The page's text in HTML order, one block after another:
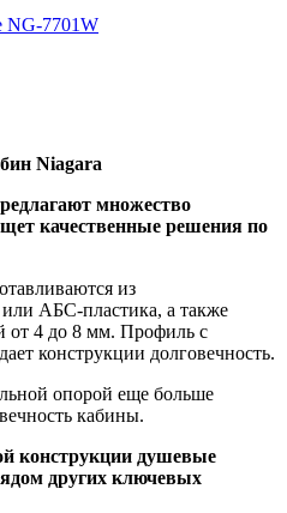
NG-7701W
Niagara
множество
качественные решения по
из
или АБС-пластика, а также
от 4 до 8 мм. Профиль с
конструкции долговечность.
опорой еще больше
кабины.
конструкции душевые
других ключевых